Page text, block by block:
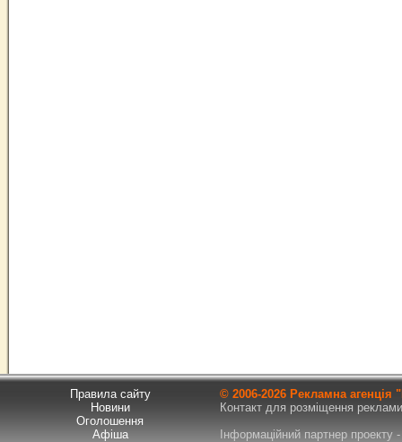
Правила сайту
Новини
Оголошення
Афіша
© 2006-2026 Рекламна
Контакт для розміщення
Інформаційний партнер проекту